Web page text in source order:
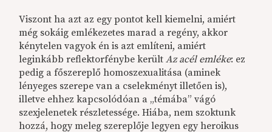
Viszont ha azt az egy pontot kell kiemelni, amiért
még sokáig emlékezetes marad a regény, akkor
kénytelen vagyok én is azt említeni, amiért
leginkább reflektorfénybe kerültAz acél emléke: ez
pedig a főszereplő homoszexualitása (aminek
lényeges szerepe van a cselekményt illetően is),
illetve ehhez kapcsolódóan a „témába” vágó
szexjelenetek részletessége. Hiába, nem szoktunk
hozzá, hogy meleg szereplője legyen egy heroikus